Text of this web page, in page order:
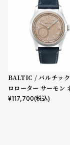
BALTIC / バルチッ
ロローター サーモン
ブルー レザー
¥117,700(税込)